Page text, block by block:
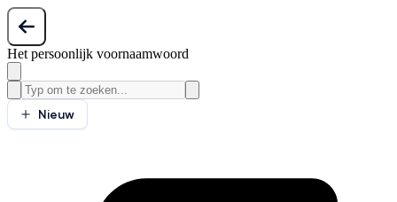
Het persoonlijk voornaamwoord
Nieuw